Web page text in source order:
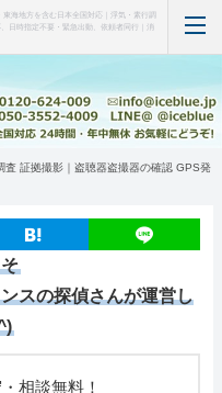
海地方を含む日本全国対応｜浮気・素行調
日時指定不要・緊急出動、依頼者同行｜消
所概要）
)
メラ)
士)
)
査 証拠撮影｜盗聴器盗撮器の確認 GPS発
スの探偵さんが運営し
相談無料！